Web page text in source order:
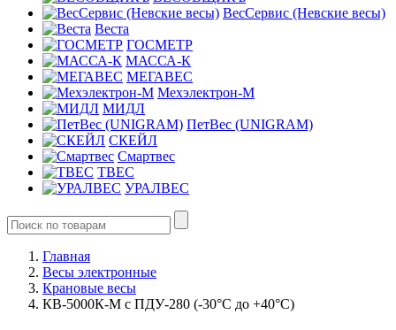
ВесСервис (Невские весы)
Веста
ГОСМЕТР
МАССА-К
МЕГАВЕС
Мехэлектрон-М
МИДЛ
ПетВес (UNIGRAM)
СКЕЙЛ
Смартвес
ТВЕС
УРАЛВЕС
Главная
Весы электронные
Крановые весы
КВ-5000К-М с ПДУ-280 (-30°C до +40°C)